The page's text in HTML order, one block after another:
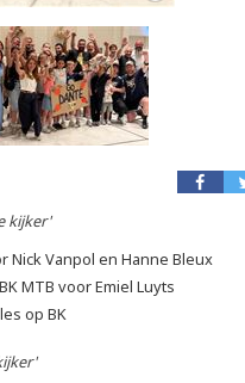
kijker'
Nick Vanpol en Hanne Bleux
MTB voor Emiel Luyts
op BK